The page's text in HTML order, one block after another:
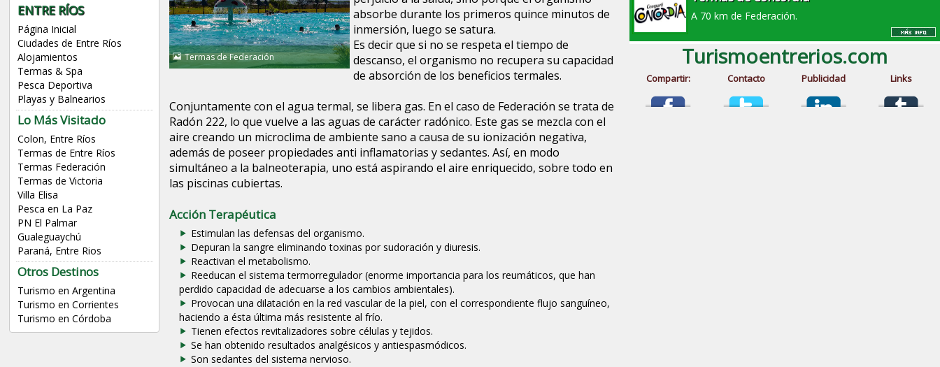
ENTRE RÍOS
Página Inicial
Ciudades de Entre Ríos
Alojamientos
Termas & Spa
Pesca Deportiva
Playas y Balnearios
Lo Más Visitado
Colon, Entre Ríos
Termas de Entre Ríos
Termas Federación
Termas de Victoria
Villa Elisa
Pesca en La Paz
PN El Palmar
Gualeguaychú
Paraná, Entre Rios
Otros Destinos
Turismo en Argentina
Turismo en Corrientes
Turismo en Córdoba
Termas de Federación
absorbe durante los primeros quince minutos de
inmersión, luego se satura.
Es decir que si no se respeta el tiempo de
descanso, el organismo no recupera su capacidad
de absorción de los beneficios termales.
Conjuntamente con el agua termal, se libera gas. En el caso de Federación se trata de
Radón 222, lo que vuelve a las aguas de carácter radónico. Este gas se mezcla con el
aire creando un microclima de ambiente sano a causa de su ionización negativa,
además de poseer propiedades anti inflamatorias y sedantes. Así, en modo
simultáneo a la balneoterapia, uno está aspirando el aire enriquecido, sobre todo en
las piscinas cubiertas.
Acción Terapéutica
Estimulan las defensas del organismo.
Depuran la sangre eliminando toxinas por sudoración y diuresis.
Reactivan el metabolismo.
Reeducan el sistema termorregulador (enorme importancia para los reumáticos, que han
perdido capacidad de adecuarse a los cambios ambientales).
Provocan una dilatación en la red vascular de la piel, con el correspondiente flujo sanguíneo,
haciendo a ésta última más resistente al frío.
Tienen efectos revitalizadores sobre células y tejidos.
Se han obtenido resultados analgésicos y antiespasmódicos.
Son sedantes del sistema nervioso.
A 70 km de Federación.
Turismoentrerios.com
Compartir: Contacto Publicidad Links